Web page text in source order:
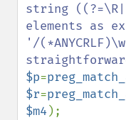
string
elements as
'/
$p=
$r=
$m4 );